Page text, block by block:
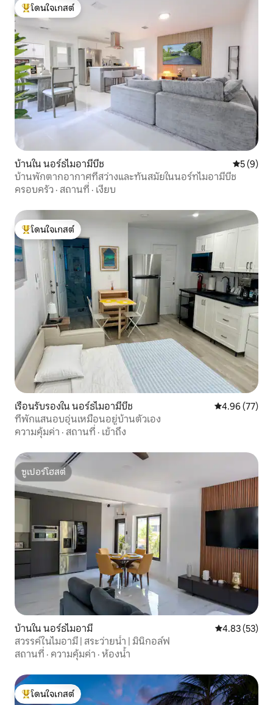
โดนใจเกสต์ที่สุด
โดนใจเกสต์
บ้านใน นอร์ธไมอามีบีช คะแนนเฉ
5 (9)
บ้านพักตากอากาศที่สว่างและทันสมัยในนอร์ทไมอามีบีช
ครอบครัว · สถานที่ · เงียบ
โดนใจเกสต์ที่สุด
โดนใจเกสต์
เรือนรับรองใน นอร์ธไมอามีบีช คะแนนเฉลี่ย
4.96 (77)
ที่พักแสนอบอุ่นเหมือนอยู่บ้านตัวเอง
ความคุ้มค่า · สถานที่ · เข้าถึง
ซูเปอร์โฮสต์
ซูเปอร์โฮสต์
บ้านใน นอร์ธไมอามี คะแนนเฉลี่ย
4.83 (53)
สวรรค์ในไมอามี | สระว่ายน้ำ | มินิกอล์ฟ
สถานที่ · ความคุ้มค่า · ห้องน้ำ
โดนใจเกสต์ที่สุด
โดนใจเกสต์